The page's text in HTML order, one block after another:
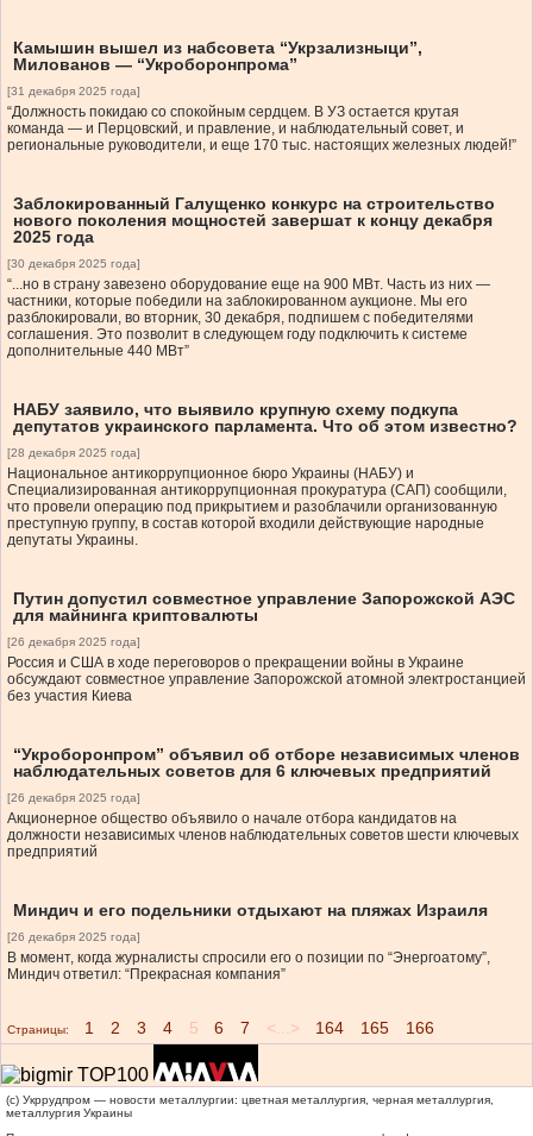
Камышин вышел из набсовета “Укрзализныци”,
Милованов — “Укроборонпрома”
[31 декабря 2025 года]
“Должность покидаю со спокойным сердцем. В УЗ остается крутая
команда — и Перцовский, и правление, и наблюдательный совет, и
региональные руководители, и еще 170 тыс. настоящих железных людей!”
Заблокированный Галущенко конкурс на строительство
нового поколения мощностей завершат к концу декабря
2025 года
[30 декабря 2025 года]
“...но в страну завезено оборудование еще на 900 МВт. Часть из них —
частники, которые победили на заблокированном аукционе. Мы его
разблокировали, во вторник, 30 декабря, подпишем с победителями
соглашения. Это позволит в следующем году подключить к системе
дополнительные 440 МВт”
НАБУ заявило, что выявило крупную схему подкупа
депутатов украинского парламента. Что об этом известно?
[28 декабря 2025 года]
Национальное антикоррупционное бюро Украины (НАБУ) и
Специализированная антикоррупционная прокуратура (САП) сообщили,
что провели операцию под прикрытием и разоблачили организованную
преступную группу, в состав которой входили действующие народные
депутаты Украины.
Путин допустил совместное управление Запорожской АЭС
для майнинга криптовалюты
[26 декабря 2025 года]
Россия и США в ходе переговоров о прекращении войны в Украине
обсуждают совместное управление Запорожской атомной электростанцией
без участия Киева
“Укроборонпром” объявил об отборе независимых членов
наблюдательных советов для 6 ключевых предприятий
[26 декабря 2025 года]
Акционерное общество объявило о начале отбора кандидатов на
должности независимых членов наблюдательных советов шести ключевых
предприятий
Миндич и его подельники отдыхают на пляжах Израиля
[26 декабря 2025 года]
В момент, когда журналисты спросили его о позиции по “Энергоатому”,
Миндич ответил: “Прекрасная компания”
Страницы: 1 2 3 4 5 6 7 <...> 164 165 166
(c) Укррудпром — новости металлургии: цветная металлургия, черная металлургия,
металлургия Украины